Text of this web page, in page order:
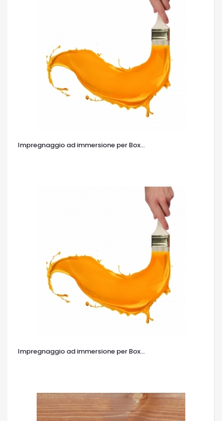
Impregnaggio ad immersione per Box...
Impregnaggio ad immersione per Box...